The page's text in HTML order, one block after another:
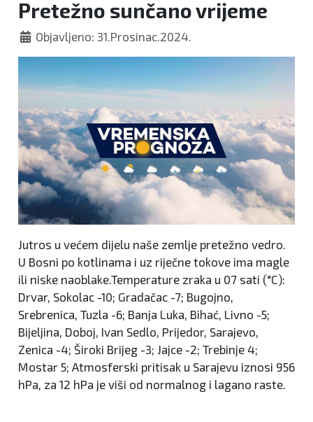
Pretežno sunčano vrijeme
Objavljeno: 31.Prosinac.2024.
Jutros u većem dijelu naše zemlje pretežno vedro.
U Bosni po kotlinama i uz riječne tokove ima magle
ili niske naoblake.Temperature zraka u 07 sati (°C):
Drvar, Sokolac -10; Gradačac -7; Bugojno,
Srebrenica, Tuzla -6; Banja Luka, Bihać, Livno -5;
Bijeljina, Doboj, Ivan Sedlo, Prijedor, Sarajevo,
Zenica -4; Široki Brijeg -3; Jajce -2; Trebinje 4;
Mostar 5; Atmosferski pritisak u Sarajevu iznosi 956
hPa, za 12 hPa je viši od normalnog i lagano raste.